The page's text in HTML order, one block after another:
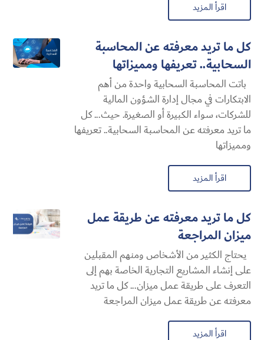
اقرأ المزيد
كل ما تريد معرفته عن المحاسبة
السحابية​.. تعريفها ومميزاتها
باتت المحاسبة السحابية​ واحدة من أهم
الابتكارات في مجال إدارة الشؤون المالية
للشركات، سواء الكبيرة أو الصغيرة. حيث... كل
ما تريد معرفته عن المحاسبة السحابية​.. تعريفها
ومميزاتها
اقرأ المزيد
كل ما تريد معرفته عن طريقة عمل
ميزان المراجعة
يحتاج الكثير من الأشخاص ومنهم المقبلين
على إنشاء المشاريع التجارية الخاصة بهم إلى
التعرف على طريقة عمل ميزان... كل ما تريد
معرفته عن طريقة عمل ميزان المراجعة
اقرأ المزيد